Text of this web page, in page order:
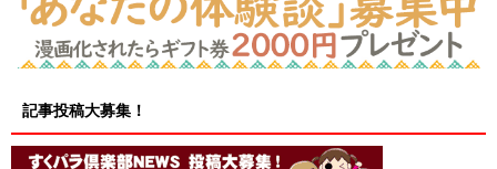
記事投稿大募集！